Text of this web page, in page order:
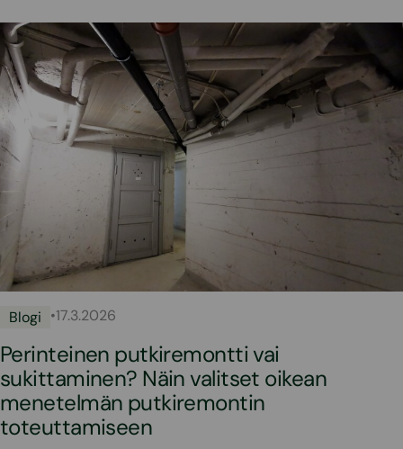
Blogi •17.3.2026
Perinteinen putkiremontti vai
sukittaminen? Näin valitset oikean
menetelmän putkiremontin
toteuttamiseen